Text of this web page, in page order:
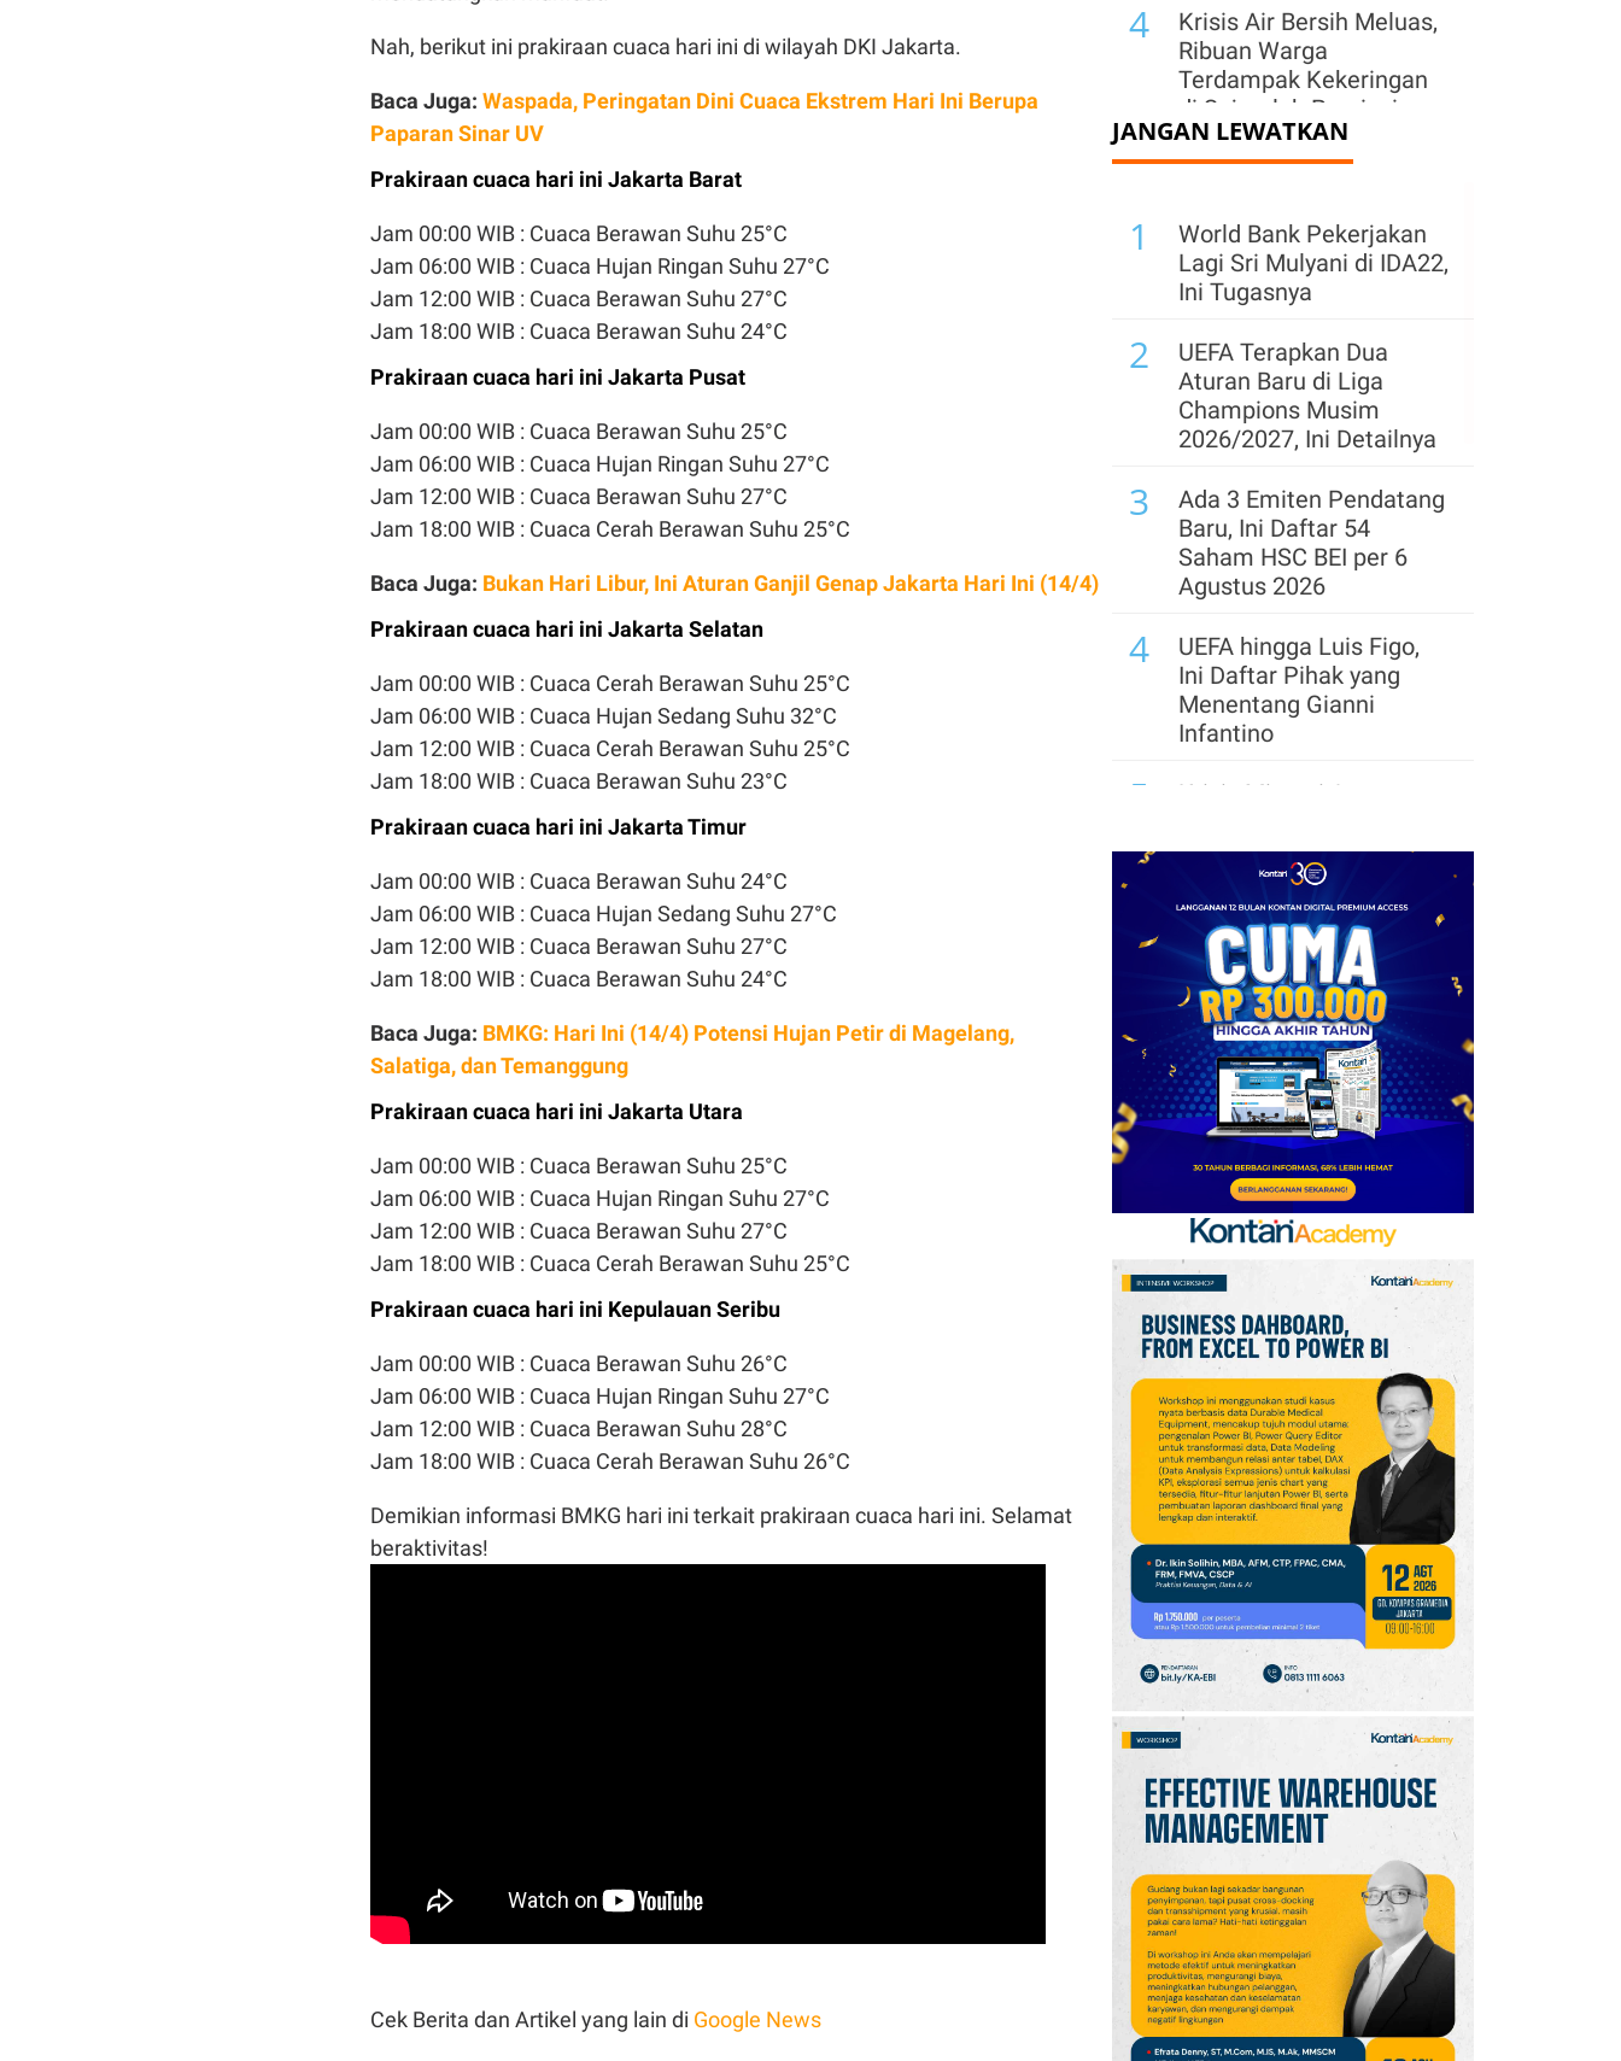
Nah, berikut ini prakiraan cuaca hari ini di wilayah DKI Jakarta.
Baca Juga: Waspada, Peringatan Dini Cuaca Ekstrem Hari Ini Berupa
Paparan Sinar UV
Prakiraan cuaca hari ini Jakarta Barat
Jam 00:00 WIB : Cuaca Berawan Suhu 25°C
Jam 06:00 WIB : Cuaca Hujan Ringan Suhu 27°C
Jam 12:00 WIB : Cuaca Berawan Suhu 27°C
Jam 18:00 WIB : Cuaca Berawan Suhu 24°C
Prakiraan cuaca hari ini Jakarta Pusat
Jam 00:00 WIB : Cuaca Berawan Suhu 25°C
Jam 06:00 WIB : Cuaca Hujan Ringan Suhu 27°C
Jam 12:00 WIB : Cuaca Berawan Suhu 27°C
Jam 18:00 WIB : Cuaca Cerah Berawan Suhu 25°C
Baca Juga: Bukan Hari Libur, Ini Aturan Ganjil Genap Jakarta Hari Ini (14/4)
Prakiraan cuaca hari ini Jakarta Selatan
Jam 00:00 WIB : Cuaca Cerah Berawan Suhu 25°C
Jam 06:00 WIB : Cuaca Hujan Sedang Suhu 32°C
Jam 12:00 WIB : Cuaca Cerah Berawan Suhu 25°C
Jam 18:00 WIB : Cuaca Berawan Suhu 23°C
Prakiraan cuaca hari ini Jakarta Timur
Jam 00:00 WIB : Cuaca Berawan Suhu 24°C
Jam 06:00 WIB : Cuaca Hujan Sedang Suhu 27°C
Jam 12:00 WIB : Cuaca Berawan Suhu 27°C
Jam 18:00 WIB : Cuaca Berawan Suhu 24°C
Baca Juga: BMKG: Hari Ini (14/4) Potensi Hujan Petir di Magelang,
Salatiga, dan Temanggung
Prakiraan cuaca hari ini Jakarta Utara
Jam 00:00 WIB : Cuaca Berawan Suhu 25°C
Jam 06:00 WIB : Cuaca Hujan Ringan Suhu 27°C
Jam 12:00 WIB : Cuaca Berawan Suhu 27°C
Jam 18:00 WIB : Cuaca Cerah Berawan Suhu 25°C
Prakiraan cuaca hari ini Kepulauan Seribu
Jam 00:00 WIB : Cuaca Berawan Suhu 26°C
Jam 06:00 WIB : Cuaca Hujan Ringan Suhu 27°C
Jam 12:00 WIB : Cuaca Berawan Suhu 28°C
Jam 18:00 WIB : Cuaca Cerah Berawan Suhu 26°C
Demikian informasi BMKG hari ini terkait prakiraan cuaca hari ini. Selamat
beraktivitas!
Cek Berita dan Artikel yang lain di Google News
4
Krisis Air Bersih Meluas,
Ribuan Warga
Terdampak Kekeringan
di Sejumlah Provinsi
5
Laba Siloam Melonjak
2026, Simak
Rekomendasi Analis
Apresiasi BRIN, Prabowo
Soroti Inovasi Kelola
Sampah hingga Material
Ramah Lingkungan
BRIN Ajukan Tambahan
Dana Riset Rp 1 Triliun,
Proposal Sudah
Disampaikan
16 Tahun Insiden
Tumpahan Minyak
Montara NTT,
Pemerintah Janjikan
Solusi untuk Korban
JANGAN LEWATKAN
1
World Bank Pekerjakan
Lagi Sri Mulyani di IDA22,
Ini Tugasnya
2
UEFA Terapkan Dua
Aturan Baru di Liga
Champions Musim
2026/2027, Ini Detailnya
3
Ada 3 Emiten Pendatang
Baru, Ini Daftar 54
Saham HSC BEI per 6
Agustus 2026
4
UEFA hingga Luis Figo,
Ini Daftar Pihak yang
Menentang Gianni
Infantino
5
Krisis Migrasi Ancam
Tuan Rumah Piala Dunia
6
Tema dan Logo Hari
Pramuka Ke-65 Tahun
2026: Aktif Dukung
Swasembada Pangan
Nasional
7
Apa Saja Syarat
Pencairan JHT 10%? Cek
Dokumen dan Panduan
untuk Peserta BPJSTK
8
Cek Kode Redeem EA FC
Mobile Update 7 Agustus
2026: Klaim Ribuan
Gems Gratis!
Tema dan Kegiatan Hari
Hutan Indonesia 7
Agustus 2026:
Kampanye
Reforestathon